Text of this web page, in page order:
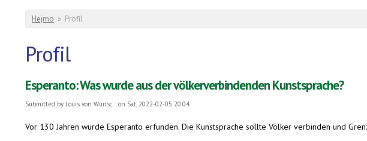
You are here
Hejmo » Profil
Profil
Esperanto: Was wurde aus der völkerverbindenden Kunstsprache?
Submitted by Louis von Wunsc...on Sat, 2022-02-05 20:04
Vor 130 Jahren wurde Esperanto erfunden. Die Kunstsprache sollte Völker verbinden und